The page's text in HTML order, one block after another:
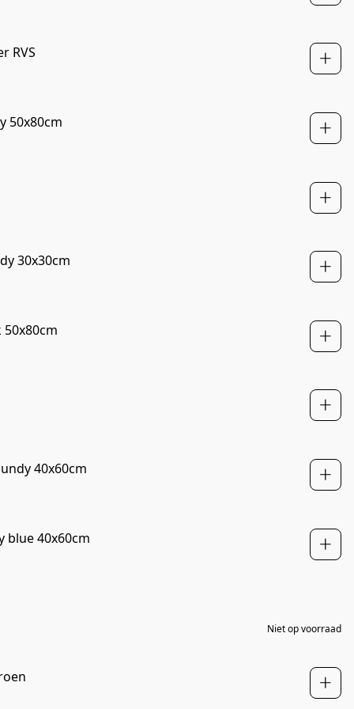
NIEUW
RVS
NIEUW
50x80cm
NIEUW
NIEUW
30x30cm
NIEUW
NIEUW
NIEUW
40x60cm
NIEUW
blue 40x60cm
Niet op voorraad
NIEUW